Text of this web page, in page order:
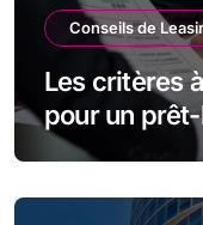
Conseils de
Les critères
pour un
d’entreprise